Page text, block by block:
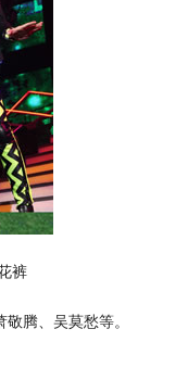
裤
腾、吴莫愁等。